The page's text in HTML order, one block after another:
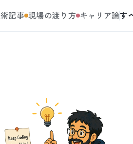
記事 現場の渡り方 キャリア論す